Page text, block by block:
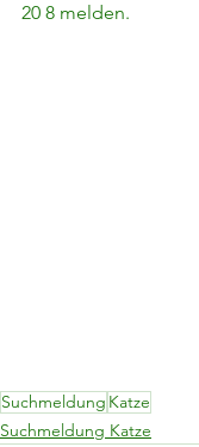
20 8 melden.
Suchmeldung Katze
Suchmeldung Katze